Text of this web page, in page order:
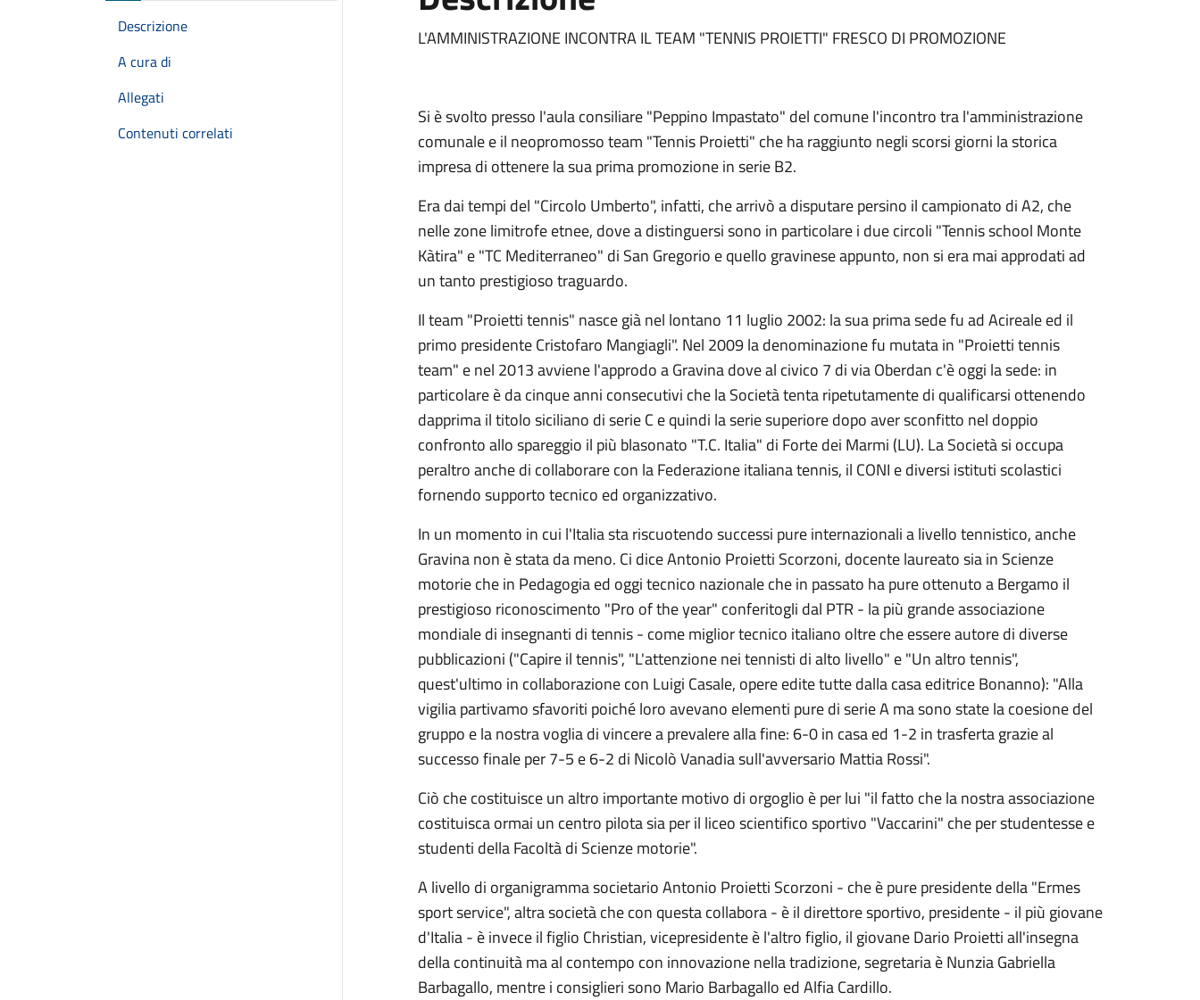
Descrizione
A cura di
Allegati
Contenuti correlati
L'AMMINISTRAZIONE INCONTRA IL TEAM "TENNIS PROIETTI" FRESCO DI PROMOZIONE
Si è svolto presso l'aula consiliare "Peppino Impastato" del comune l'incontro tra l'amministrazione
comunale e il neopromosso team "Tennis Proietti" che ha raggiunto negli scorsi giorni la storica
impresa di ottenere la sua prima promozione in serie B2.
Era dai tempi del "Circolo Umberto", infatti, che arrivò a disputare persino il campionato di A2, che
nelle zone limitrofe etnee, dove a distinguersi sono in particolare i due circoli "Tennis school Monte
Kàtira" e "TC Mediterraneo" di San Gregorio e quello gravinese appunto, non si era mai approdati ad
un tanto prestigioso traguardo.
Il team "Proietti tennis" nasce già nel lontano 11 luglio 2002: la sua prima sede fu ad Acireale ed il
primo presidente Cristofaro Mangiagli". Nel 2009 la denominazione fu mutata in "Proietti tennis
team" e nel 2013 avviene l'approdo a Gravina dove al civico 7 di via Oberdan c'è oggi la sede: in
particolare è da cinque anni consecutivi che la Società tenta ripetutamente di qualificarsi ottenendo
dapprima il titolo siciliano di serie C e quindi la serie superiore dopo aver sconfitto nel doppio
confronto allo spareggio il più blasonato "T.C. Italia" di Forte dei Marmi (LU). La Società si occupa
peraltro anche di collaborare con la Federazione italiana tennis, il CONI e diversi istituti scolastici
fornendo supporto tecnico ed organizzativo.
In un momento in cui l'Italia sta riscuotendo successi pure internazionali a livello tennistico, anche
Gravina non è stata da meno. Ci dice Antonio Proietti Scorzoni, docente laureato sia in Scienze
motorie che in Pedagogia ed oggi tecnico nazionale che in passato ha pure ottenuto a Bergamo il
prestigioso riconoscimento "Pro of the year" conferitogli dal PTR - la più grande associazione
mondiale di insegnanti di tennis - come miglior tecnico italiano oltre che essere autore di diverse
pubblicazioni ("Capire il tennis", "L'attenzione nei tennisti di alto livello" e "Un altro tennis",
quest'ultimo in collaborazione con Luigi Casale, opere edite tutte dalla casa editrice Bonanno): "Alla
vigilia partivamo sfavoriti poiché loro avevano elementi pure di serie A ma sono state la coesione del
gruppo e la nostra voglia di vincere a prevalere alla fine: 6-0 in casa ed 1-2 in trasferta grazie al
successo finale per 7-5 e 6-2 di Nicolò Vanadia sull'avversario Mattia Rossi".
Ciò che costituisce un altro importante motivo di orgoglio è per lui "il fatto che la nostra associazione
costituisca ormai un centro pilota sia per il liceo scientifico sportivo "Vaccarini" che per studentesse e
studenti della Facoltà di Scienze motorie".
A livello di organigramma societario Antonio Proietti Scorzoni - che è pure presidente della "Ermes
sport service", altra società che con questa collabora - è il direttore sportivo, presidente - il più giovane
d'Italia - è invece il figlio Christian, vicepresidente è l'altro figlio, il giovane Dario Proietti all'insegna
della continuità ma al contempo con innovazione nella tradizione, segretaria è Nunzia Gabriella
Barbagallo, mentre i consiglieri sono Mario Barbagallo ed Alfia Cardillo.